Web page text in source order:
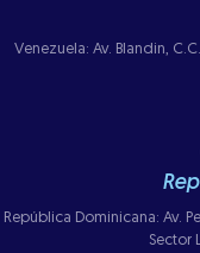
Venezuela: Av. Blandin,
República Dominicana: Av.
Sector